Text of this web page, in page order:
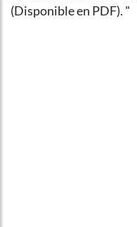
(Disponible en PDF). "